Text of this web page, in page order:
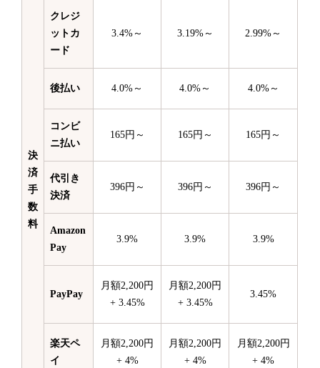
決
済
手
数
料
クレジ
ットカ
ード
3.4%～ 3.19%～ 2.99%～
後払い 4.0%～ 4.0%～ 4.0%～
コンビ
ニ払い
165円～ 165円～ 165円～
代引き
決済
396円～ 396円～ 396円～
Amazon
Pay
3.9% 3.9% 3.9%
PayPay
月額2,200円
+ 3.45%
月額2,200円
+ 3.45%
3.45%
楽天ペ
イ
月額2,200円
+ 4%
月額2,200円
+ 4%
月額2,200円
+ 4%